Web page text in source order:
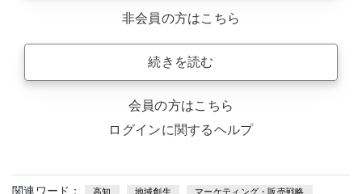
非会員の方はこちら
続きを読む
会員の方はこちら
ログインに関するヘルプ
関連ワード： 高知 地域創生 マーケティング・販売戦略